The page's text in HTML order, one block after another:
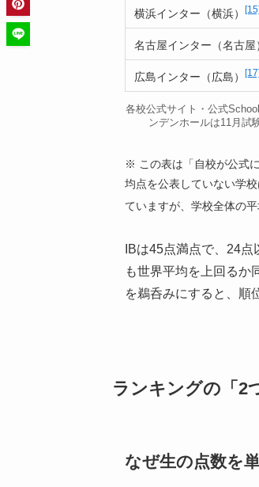
横浜インター（横浜）
名古屋インター（名古屋
広島インター（広島）
各校公式サイト・公式
ンデンホールは11月試
※ この表は「自校が公式
均点を公表していない学
ていますが、学校全体の
IBは45点満点で、24
も世界平均を上回るか
を鵜呑みにすると、順
ランキングの「2
なぜ生の点数を